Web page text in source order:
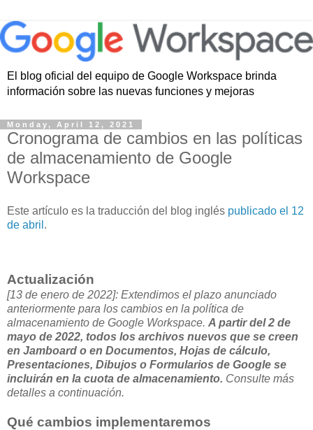
El blog oficial del equipo de Google Workspace brinda
información sobre las nuevas funciones y mejoras
Monday, April 12, 2021
Cronograma de cambios en las políticas
de almacenamiento de Google
Workspace
Este artículo es la traducción del blog inglés publicado el 12
de abril .
Actualización
[13 de enero de 2022]: Extendimos el plazo anunciado
anteriormente para los cambios en la política de
almacenamiento de Google Workspace. A partir del 2 de
mayo de 2022, todos los archivos nuevos que se creen
en Jamboard o en Documentos, Hojas de cálculo,
Presentaciones, Dibujos o Formularios de Google se
incluirán en la cuota de almacenamiento. Consulte más
detalles a continuación.
Qué cambios implementaremos